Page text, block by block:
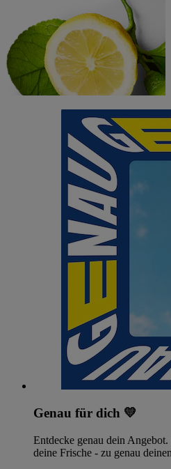
Genau für dich 💛
Entdecke genau dein
deine Frische - zu genau